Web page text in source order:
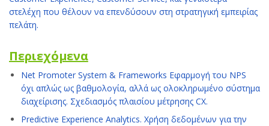
στελέχη που θέλουν να επενδύσουν στη στρατηγική εμπειρίας
πελάτη.
Περιεχόμενα
Net Promoter System & Frameworks Εφαρμογή του NPS
όχι απλώς ως βαθμολογία, αλλά ως ολοκληρωμένο σύστημα
διαχείρισης. Σχεδιασμός πλαισίου μέτρησης CX.
Predictive Experience Analytics. Χρήση δεδομένων για την